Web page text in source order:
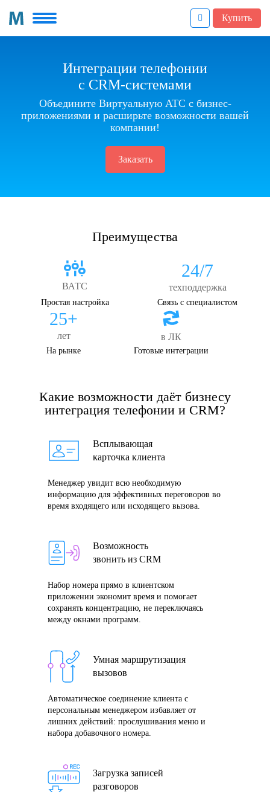
Купить
Интеграции телефонии
c CRM-системами
Объедините Виртуальную АТС с бизнес-
приложениями и расширьте возможности вашей
компании!
Заказать
Преимущества
ВАТС
Простая настройка
24/7
техподдержка
Связь с специалистом
25+
лет
На рынке
в ЛК
Готовые интеграции
Какие возможности даёт бизнесу
интеграция телефонии и СRM?
Всплывающая
карточка клиента
Менеджер увидит всю необходимую
информацию для эффективных переговоров во
время входящего или исходящего вызова.
Возможность
звонить из CRM
Набор номера прямо в клиентском
приложении экономит время и помогает
сохранять концентрацию, не переключаясь
между окнами программ.
Умная маршрутизация
вызовов
Автоматическое соединение клиента с
персональным менеджером избавляет от
лишних действий: прослушивания меню и
набора добавочного номера.
Загрузка записей
разговоров